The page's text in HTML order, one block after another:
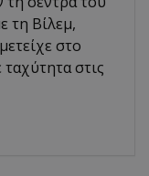
τη Βίλεμ,
στο
στις